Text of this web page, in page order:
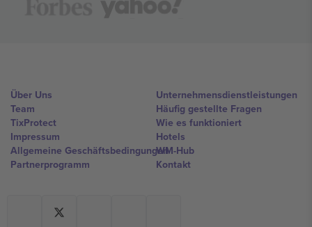
Über Uns
Team
TixProtect
Impressum
Allgemeine Geschäftsbedingungen
Partnerprogramm
Unternehmensdienstleistungen
Häufig gestellte Fragen
Wie es funktioniert
Hotels
WM-Hub
Kontakt